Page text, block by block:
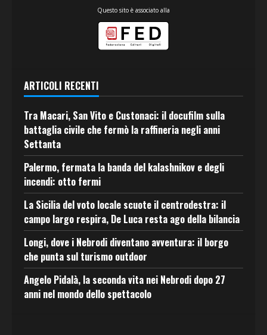
Questo sito è associato alla
ARTICOLI RECENTI
Tra Macari, San Vito e Custonaci: il docufilm sulla
battaglia civile che fermò la raffineria negli anni
Settanta
Palermo, fermata la banda del kalashnikov e degli
incendi: otto fermi
La Sicilia del voto locale scuote il centrodestra: il
campo largo respira, De Luca resta ago della bilancia
Longi, dove i Nebrodi diventano avventura: il borgo
che punta sul turismo outdoor
Angelo Pidalà, la seconda vita nei Nebrodi dopo 27
anni nel mondo dello spettacolo